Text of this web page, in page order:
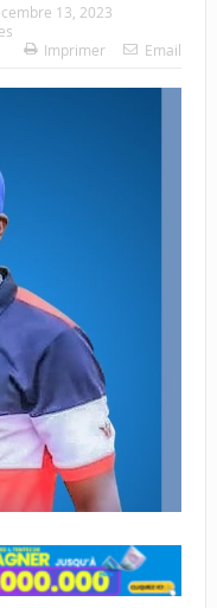
13, 2023
Imprimer
Email